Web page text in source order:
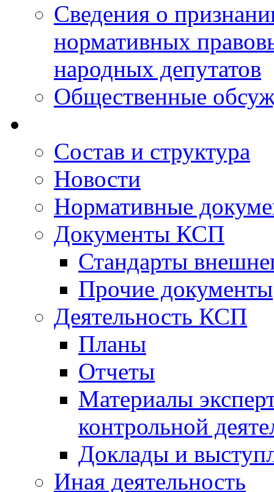
Сведения о
нормативных
народных депутатов
Общественные
Состав и структура
Новости
Нормативные
Документы КСП
Стандарты
Прочие документы
Деятельность КСП
Планы
Отчеты
Материалы
контрольной
Доклады и
Иная деятельность